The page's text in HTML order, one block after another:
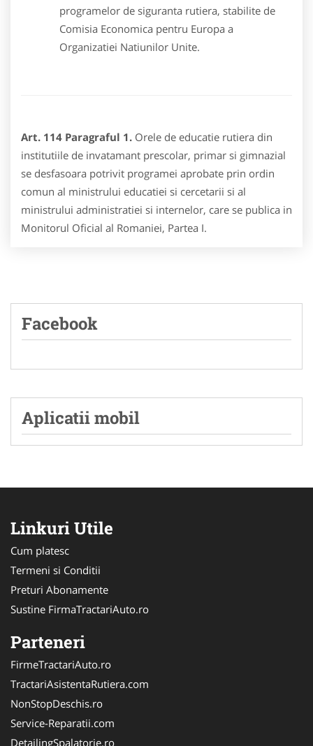
programelor de siguranta rutiera, stabilite de
Comisia Economica pentru Europa a
Organizatiei Natiunilor Unite.
Art. 114 Paragraful 1. Orele de educatie rutiera din
institutiile de invatamant prescolar, primar si gimnazial
se desfasoara potrivit programei aprobate prin ordin
comun al ministrului educatiei si cercetarii si al
ministrului administratiei si internelor, care se publica in
Monitorul Oficial al Romaniei, Partea I.
Facebook
Aplicatii mobil
Linkuri Utile
Cum platesc
Termeni si Conditii
Preturi Abonamente
Sustine FirmaTractariAuto.ro
Parteneri
FirmeTractariAuto.ro
TractariAsistentaRutiera.com
NonStopDeschis.ro
Service-Reparatii.com
DetailingSpalatorie.ro